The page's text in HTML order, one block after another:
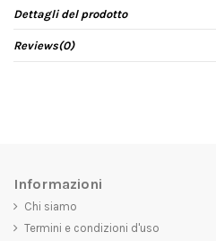
Dettagli del prodotto
Reviews(0)
Informazioni
Chi siamo
Termini e condizioni d'uso